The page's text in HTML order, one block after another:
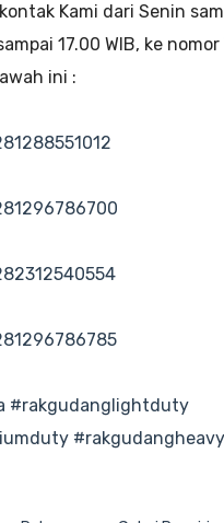
Kami dari Senin
17.00 WIB, ke nomor
ini :
#rakgudanglightduty